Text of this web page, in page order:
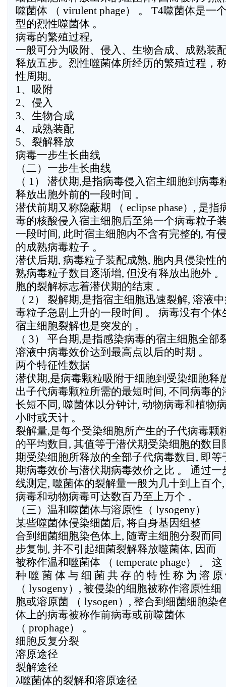
噬菌体 （ virulent phage） 。 T4噬菌体是一
型的烈性噬菌体 。
病毒的繁殖过程,
一般可分为吸附、侵入、生物合成、成熟装
释放五步。烈性噬菌体所经历的繁殖过程，
性周期。
1、吸附
2、侵入
3、生物合成
4、成熟装配
5、裂解释放
病毒一步生长曲线
（二）一步生长曲线
（ 1） 潜伏期,是指病毒侵入宿主细胞到病毒
释放出胞外前的一段时间 。
潜伏前期又称隐蔽期 （ eclipse phase）, 是指
毒的核酸侵入宿主细胞后至第一个病毒粒子
一段时间, 此时宿主细胞内不含有完整的, 有
的成熟病毒粒子 。
潜伏后期, 病毒粒子装配成熟, 胞内具侵染性
熟病毒粒子数目逐渐增, 但没有释放出胞外
胞的裂解标志着潜伏期的结束 。
（ 2） 裂解期,是指宿主细胞迅速裂解, 溶液
毒粒子急剧上升的一段时间 。 病毒没有个体
宿主细胞裂解也是突发的 。
（ 3） 平台期,是指感染病毒的宿主细胞全部
溶液中病毒效价达到最高点以后的时期 。
两个特征性数据
潜伏期,是病毒颗粒吸附于细胞到受染细胞释
出子代病毒颗粒所需的最短时间, 不同病毒的
长短不同, 噬菌体以分钟计, 动物病毒和植物
小时或天计 。
裂解量,是每个受染细胞所产生的子代病毒颗
的平均数目, 其值等于潜伏期受染细胞的数目
期受染细胞所释放的全部子代病毒数目, 即等
期病毒效价与潜伏期病毒效价之比 。 通过一
线测定, 噬菌体的裂解量一般为几十到上百个
病毒和动物病毒可达数百乃至上万个 。
（三）温和噬菌体与溶原性（ lysogeny）
某些噬菌体侵染细菌后, 将自身基因组整
合到细菌细胞染色体上, 随寄主细胞分裂而同
步复制, 并不引起细菌裂解释放噬菌体, 因而
被称作温和噬菌体 （ temperate phage） 。 这
种 噬 菌 体 与 细 菌 共 存 的 特 性 称 为 溶 原
（ lysogeny）, 被侵染的细胞被称作溶原性细
胞或溶原菌 （ lysogen）, 整合到细菌细胞染
体上的病毒被称作前病毒或前噬菌体
（ prophage） 。
细胞反复分裂
溶原途径
裂解途径
λ噬菌体的裂解和溶原途径